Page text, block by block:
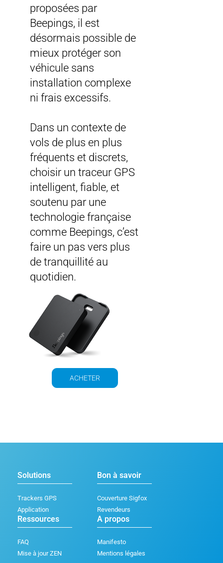
proposées par
Beepings, il est
désormais possible de
mieux protéger son
véhicule sans
installation complexe
ni frais excessifs.
Dans un contexte de
vols de plus en plus
fréquents et discrets,
choisir un traceur GPS
intelligent, fiable, et
soutenu par une
technologie française
comme Beepings, c’est
faire un pas vers plus
de tranquillité au
quotidien.
ACHETER
Solutions
Trackers GPS
Application
Bon à savoir
Couverture Sigfox
Revendeurs
Ressources
FAQ
Mise à jour ZEN
A propos
Manifesto
Mentions légales